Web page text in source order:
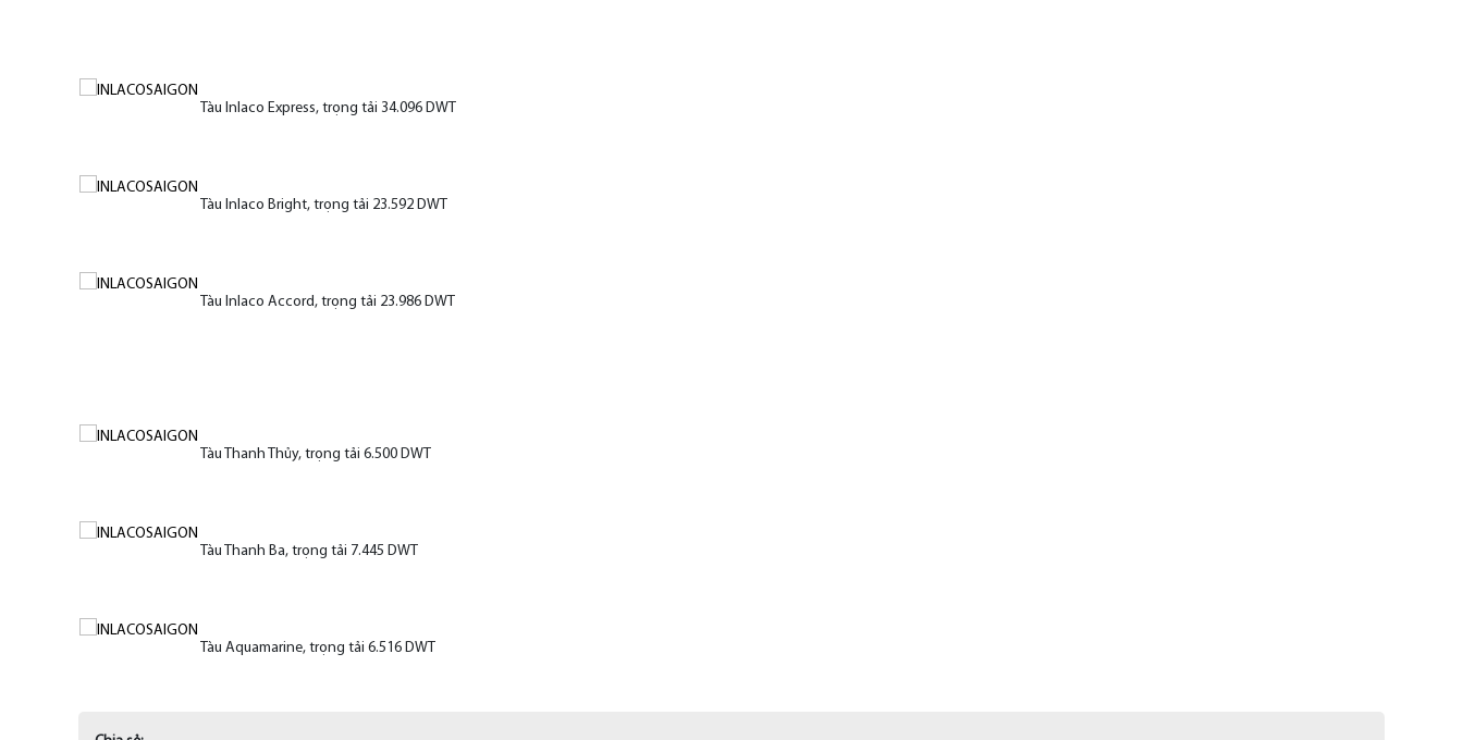
Tàu Inlaco Express, trọng tải 34.096 DWT
Tàu Inlaco Bright, trọng tải 23.592 DWT
Tàu Inlaco Accord, trọng tải 23.986 DWT
Tàu Thanh Thủy, trọng tải 6.500 DWT
Tàu Thanh Ba, trọng tải 7.445 DWT
Tàu Aquamarine, trọng tải 6.516 DWT